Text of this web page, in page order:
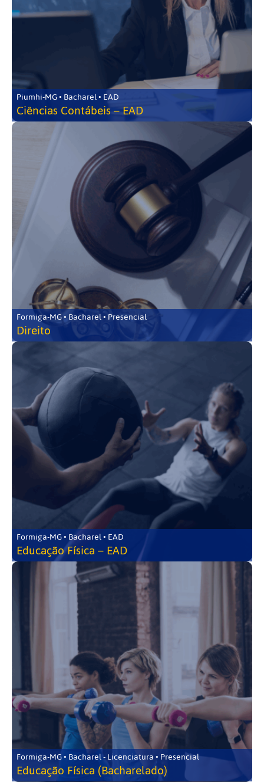
Piumhi-MG • Bacharel • EAD
Ciências Contábeis – EAD
Formiga-MG • Bacharel • Presencial
Direito
Formiga-MG • Bacharel • EAD
Educação Física – EAD
Formiga-MG • Bacharel - Licenciatura • Presencial
Educação Física (Bacharelado)